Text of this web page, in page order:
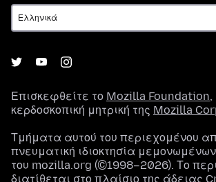
Επισκεφθείτε το Mozilla Foundation,
κερδοσκοπική μητρική της Mozilla
Τμήματα αυτού του περιεχομένου
πνευματική ιδιοκτησία
του mozilla.org (©1998–2026). Το
διατίθεται στο πλαίσιο της άδειας